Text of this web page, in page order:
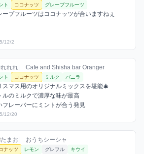
ト ココナッツ グレープフルーツ
ープフルーツはココナッツが合いますねぇ
12/2
ックスを見る
れ / お店シーシャ / 2025年12月20日
れれれ| Cafe and Shisha bar Oranger
フレーバー
ト ココナッツ ミルク バニラ
ント
スマス用のオリジナルミックスを堪能🎄
ルのミルクで濃厚な味が最高
フレーバーにミントが合う発見
12/20
ックスを見る
お / おうちシーシャ / 2025年12月23日
たまお| おうちシーシャ
フレーバー
ナッツ レモン グレフル キウイ
ント